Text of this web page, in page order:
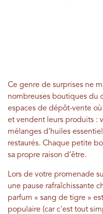
Ce genre de surprises ne
nombreuses boutiques du
espaces de dépôt-vente
et vendent leurs produits :
mélanges d’huiles
restaurés. Chaque petite
sa propre raison d’être.
Lors de votre promenade
une pause rafraîchissante
parfum « sang de tigre »
populaire (car c'est tout